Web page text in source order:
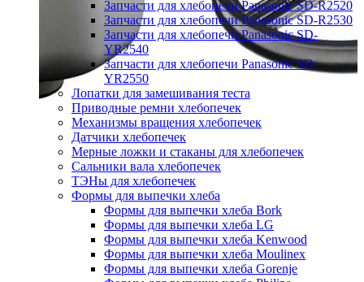
Запчасти для хлебопечи Panasonic SD-R2520
Запчасти для хлебопечи Panasonic SD-R2530
Запчасти для хлебопечи Panasonic SD-
YR2540
Запчасти для хлебопечи Panasonic SD-
YR2550
Лопатки для замешивания теста
Приводные ремни хлебопечек
Механизмы вращения хлебопечек
Датчики хлебопечек
Мерные ложки и стаканы для хлебопечек
Сальники вала хлебопечек
ТЭНы для хлебопечек
Формы для выпечки хлеба
Формы для выпечки хлеба Bork
Формы для выпечки хлеба LG
Формы для выпечки хлеба Kenwood
Формы для выпечки хлеба Moulinex
Формы для выпечки хлеба Gorenje